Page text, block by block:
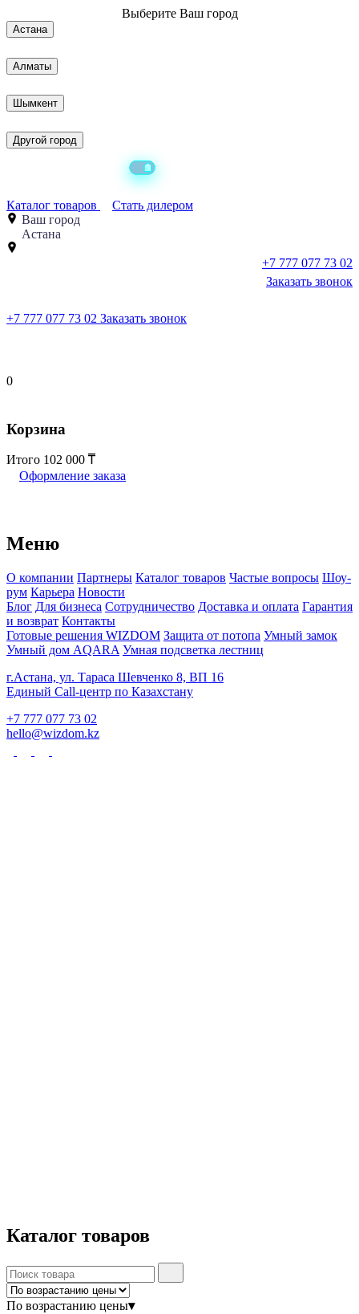
Выберите Ваш город
Астана
Алматы
Шымкент
Другой город
Каталог товаров
Стать дилером
Ваш город
Астана
+7 777 077 73 02
Заказать звонок
+7 777 077 73 02 Заказать звонок
0
Корзина
Итого 102 000
Оформление заказа
Меню
О компании Партнеры Каталог товаров Частые вопросы Шоу-
рум Карьера Новости
Блог Для бизнеса Сотрудничество Доставка и оплата Гарантия
и возврат Контакты
Готовые решения WIZDOM Защита от потопа Умный замок
Умный дом AQARA Умная подсветка лестниц
г.Астана, ул. Тараса Шевченко 8, ВП 16
Единый Call-центр по Казахстану
+7 777 077 73 02
hello@wizdom.kz
Каталог товаров
По возрастанию цены▾